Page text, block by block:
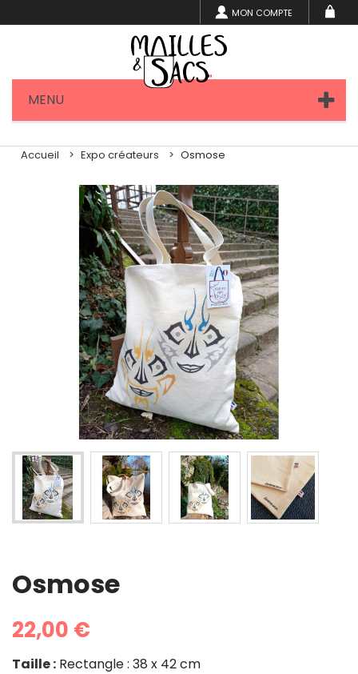
MON COMPTE
MENU
Accueil Expo créateurs Osmose
Osmose
22,00 €
Taille : Rectangle : 38 x 42 cm